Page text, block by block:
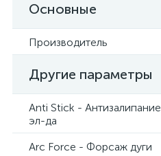
Основные
Производитель
Другие параметры
Anti Stick - Антизалипание
эл-да
Arc Force - Форсаж дуги